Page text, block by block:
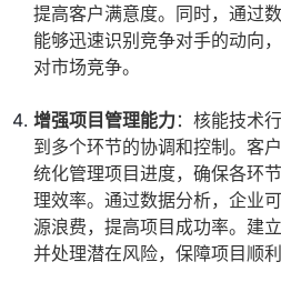
提高客户满意度。同时，通过
能够迅速识别竞争对手的动向
对市场竞争。
增强项目管理能力：核能技术
到多个环节的协调和控制。客
统化管理项目进度，确保各环
理效率。通过数据分析，企业
源浪费，提高项目成功率。建
并处理潜在风险，保障项目顺利